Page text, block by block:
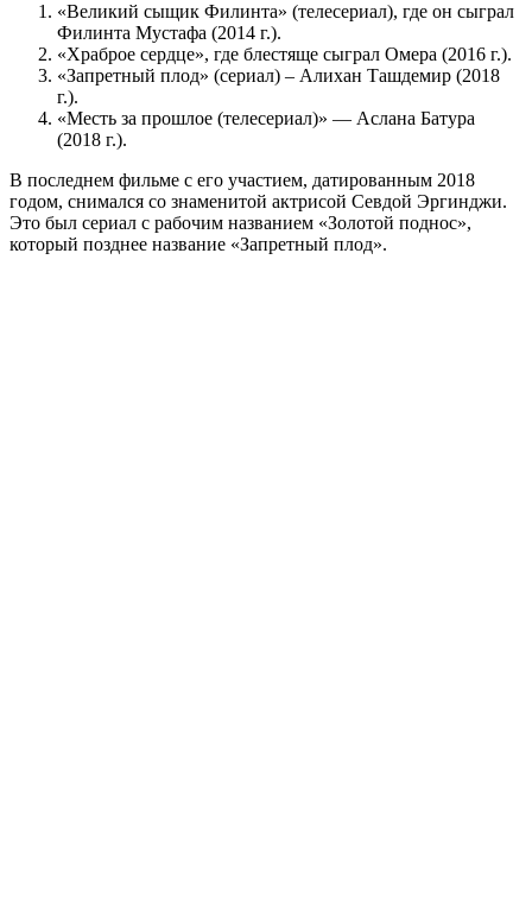
«Великий сыщик Филинта» (телесериал), где он сыграл
Филинта Мустафа (2014 г.).
«Храброе сердце», где блестяще сыграл Омера (2016 г.).
«Запретный плод» (сериал) – Алихан Ташдемир (2018
г.).
«Месть за прошлое (телесериал)» — Аслана Батура
(2018 г.).
В последнем фильме с его участием, датированным 2018
годом, снимался со знаменитой актрисой Севдой Эргинджи.
Это был сериал с рабочим названием «Золотой поднос»,
который позднее название «Запретный плод».